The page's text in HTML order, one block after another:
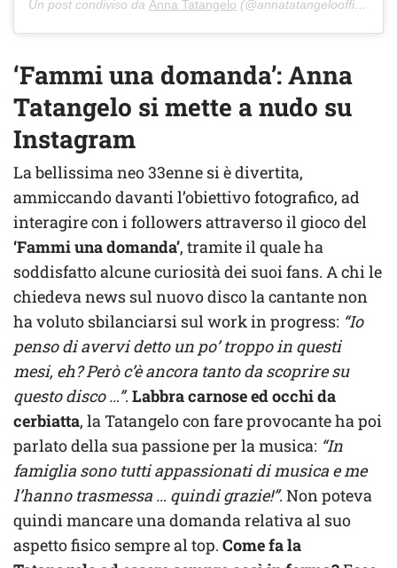
Un post condiviso da Anna Tatangelo (@annatatangeloofficial) in data:
‘Fammi una domanda’: Anna
Tatangelo si mette a nudo su
Instagram
La bellissima neo 33enne si è divertita,
ammiccando davanti l’obiettivo fotografico, ad
interagire con i followers attraverso il gioco del
‘Fammi una domanda’, tramite il quale ha
soddisfatto alcune curiosità dei suoi fans. A chi le
chiedeva news sul nuovo disco la cantante non
ha voluto sbilanciarsi sul work in progress: “Io
penso di avervi detto un po’ troppo in questi
mesi, eh? Però c’è ancora tanto da scoprire su
questo disco …”. Labbra carnose ed occhi da
cerbiatta, la Tatangelo con fare provocante ha poi
parlato della sua passione per la musica: “In
famiglia sono tutti appassionati di musica e me
l’hanno trasmessa … quindi grazie!”. Non poteva
quindi mancare una domanda relativa al suo
aspetto fisico sempre al top. Come fa la